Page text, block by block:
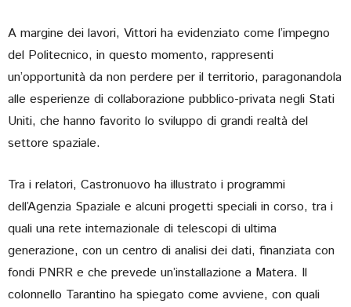
A margine dei lavori, Vittori ha evidenziato come l’impegno
del Politecnico, in questo momento, rappresenti
un’opportunità da non perdere per il territorio, paragonandola
alle esperienze di collaborazione pubblico-privata negli Stati
Uniti, che hanno favorito lo sviluppo di grandi realtà del
settore spaziale.
Tra i relatori, Castronuovo ha illustrato i programmi
dell’Agenzia Spaziale e alcuni progetti speciali in corso, tra i
quali una rete internazionale di telescopi di ultima
generazione, con un centro di analisi dei dati, finanziata con
fondi PNRR e che prevede un’installazione a Matera. Il
colonnello Tarantino ha spiegato come avviene, con quali